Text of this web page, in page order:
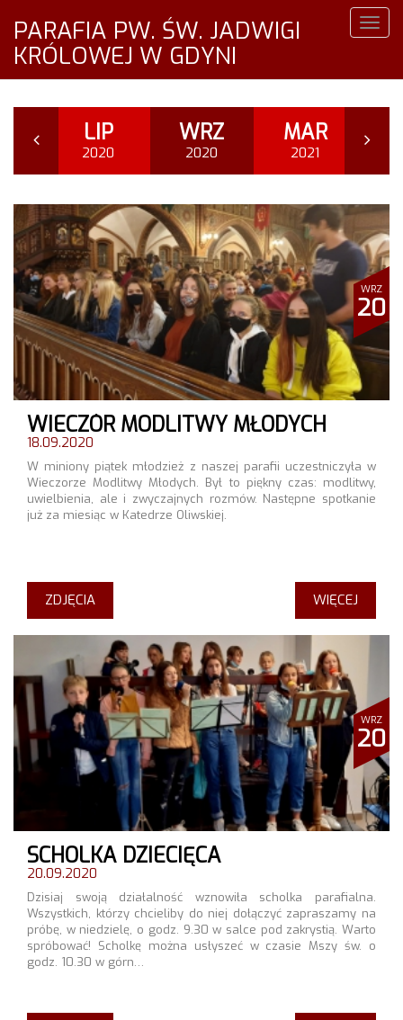
PARAFIA PW. ŚW. JADWIGI
KRÓLOWEJ W GDYNI
LIP
2020
WRZ
2020
MAR
2021
WRZ
20
WIECZÓR MODLITWY MŁODYCH
18.09.2020
W miniony piątek młodzież z naszej parafii uczestniczyła w
Wieczorze Modlitwy Młodych. Był to piękny czas: modlitwy,
uwielbienia, ale i zwyczajnych rozmów. Następne spotkanie
już za miesiąc w Katedrze Oliwskiej.
WIĘCEJ
ZDJĘCIA
WRZ
20
SCHOLKA DZIECIĘCA
20.09.2020
Dzisiaj swoją działalność wznowiła scholka parafialna.
Wszystkich, którzy chcieliby do niej dołączyć zapraszamy na
próbę, w niedzielę, o godz. 9.30 w salce pod zakrystią. Warto
spróbować! Scholkę można usłyszeć w czasie Mszy św. o
godz. 10.30 w górn…